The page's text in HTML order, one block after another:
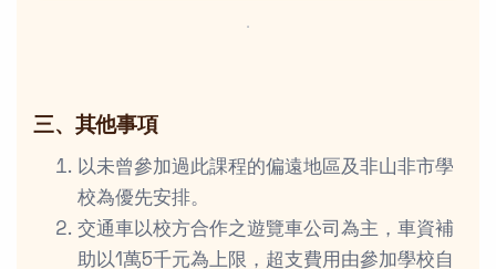
．
三、其他事項
以未曾參加過此課程的偏遠地區及非山非市學
校為優先安排。
交通車以校方合作之遊覽車公司為主，車資補
助以1萬5千元為上限，超支費用由參加學校自